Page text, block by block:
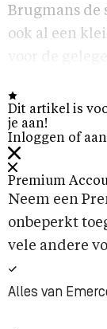
Brugmans de
ook al een
Dit artikel is
je aan!
Inloggen of
Premium
Neem een
onbeperkt
vele andere
Alles van